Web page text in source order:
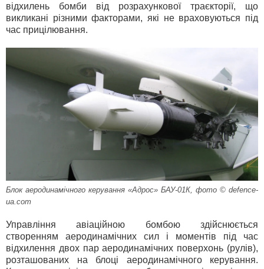
відхилень бомби від розрахункової траєкторії, що
викликані різними факторами, які не враховуються під
час прицілювання.
Блок аеродинамічного керування «Адрос» БАУ-01К, фото © defence-
ua.com
Управління авіаційною бомбою здійснюється
створенням аеродинамічних сил і моментів під час
відхилення двох пар аеродинамічних поверхонь (рулів),
розташованих на блоці аеродинамічного керування.